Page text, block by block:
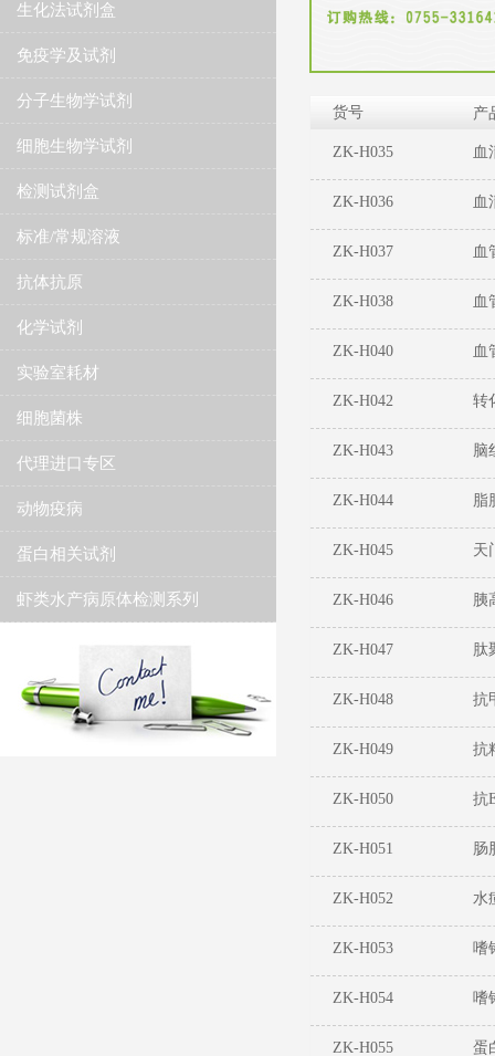
生化法试剂盒
免疫学及试剂
分子生物学试剂
细胞生物学试剂
检测试剂盒
标准/常规溶液
抗体抗原
化学试剂
实验室耗材
细胞菌株
代理进口专区
动物疫病
蛋白相关试剂
虾类水产病原体检测系列
货号 产
ZK-H035 血
ZK-H036 血
ZK-H037 血
ZK-H038 血
ZK-H040 血
ZK-H042 转
ZK-H043 脑
ZK-H044 脂
ZK-H045 天
ZK-H046 胰
ZK-H047 肽
ZK-H048 抗
ZK-H049 抗
ZK-H050 抗
ZK-H051 肠
ZK-H052 水
ZK-H053 嗜
ZK-H054 嗜
ZK-H055 蛋